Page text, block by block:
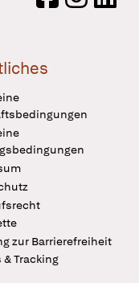
zur Barrierefreiheit
& Tracking